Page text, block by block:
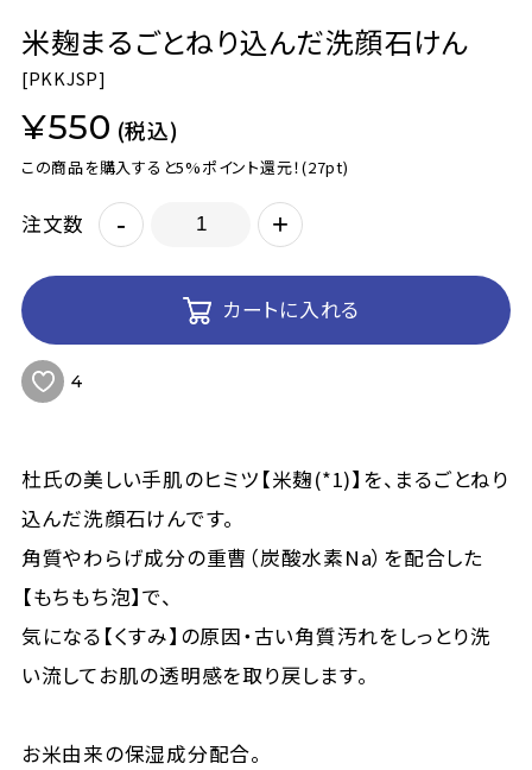
会員登録でお得
利用規約
米麹まるごとねり込んだ洗顔石けん
[PKKJSP]
¥550 (税込)
この商品を購入すると5%ポイント還元！(27pt)
注文数 - +
カートに入れる
4
杜氏の美しい手肌のヒミツ【米麹(*1)】を、まるごとねり
込んだ洗顔石けんです。
角質やわらげ成分の重曹（炭酸水素Na）を配合した
【もちもち泡】で、
気になる【くすみ】の原因・古い角質汚れをしっとり洗
い流してお肌の透明感を取り戻します。
お米由来の保湿成分配合。